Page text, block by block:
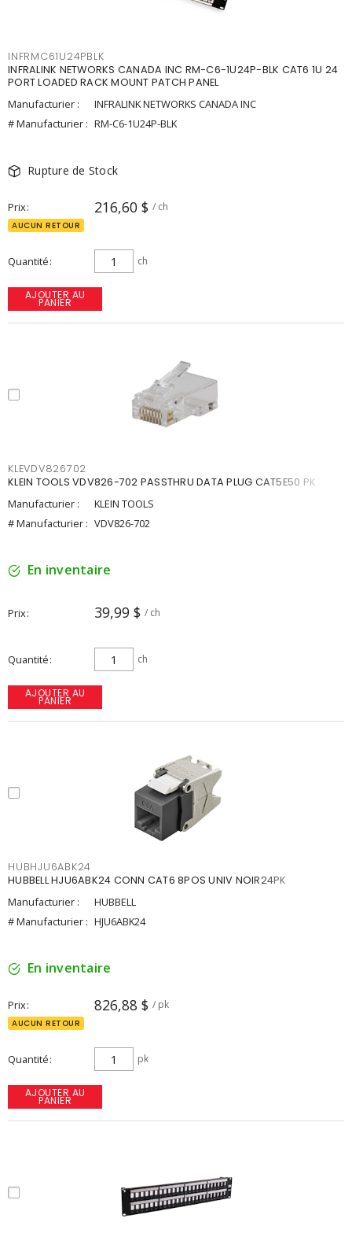
INFRMC61U24PBLK
INFRALINK NETWORKS CANADA INC RM-C6-1U24P-BLK CAT6 1U 24
PORT LOADED RACK MOUNT PATCH PANEL
Manufacturier :
INFRALINK NETWORKS CANADA INC
# Manufacturier : RM-C6-1U24P-BLK
Rupture de Stock
Prix 216,60 $ / ch
AUCUN RETOUR
Quantité ch
AJOUTER AU
PANIER
KLEVDV826702
KLEIN TOOLS VDV826-702 PASSTHRU DATA PLUG CAT5E50 PK
Manufacturier :
KLEIN TOOLS
# Manufacturier : VDV826-702
En inventaire
Prix 39,99 $ / ch
Quantité ch
AJOUTER AU
PANIER
HUBHJU6ABK24
HUBBELL HJU6ABK24 CONN CAT6 8POS UNIV NOIR24PK
Manufacturier :
HUBBELL
# Manufacturier : HJU6ABK24
En inventaire
Prix 826,88 $ / pk
AUCUN RETOUR
Quantité pk
AJOUTER AU
PANIER